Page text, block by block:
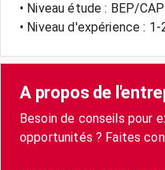
• Niveau étude : BEP/CAP
• Niveau d'expérience : 1-
A propos de
Besoin de conseils pour
opportunités ? Faites